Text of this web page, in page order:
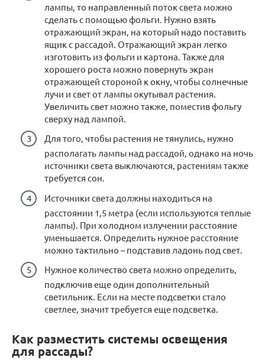
лампы, то направленный поток света можно
сделать с помощью фольги. Нужно взять
отражающий экран, на который надо поставить
ящик с рассадой. Отражающий экран легко
изготовить из фольги и картона. Также для
хорошего роста можно повернуть экран
отражающей стороной к окну, чтобы солнечные
лучи и свет от лампы окутывал растения.
Увеличить свет можно также, поместив фольгу
сверху над лампой.
Для того, чтобы растения не тянулись, нужно
располагать лампы над рассадой, однако на ночь
источники света выключаются, растениям также
требуется сон.
Источники света должны находиться на
расстоянии 1,5 метра (если используются теплые
лампы). При холодном излучении расстояние
уменьшается. Определить нужное расстояние
можно тактильно – подставив ладонь под свет.
Нужное количество света можно определить,
подключив еще один дополнительный
светильник. Если на месте подсветки стало
светлее, значит требуется еще подсветка.
Как разместить системы освещения
для рассады?